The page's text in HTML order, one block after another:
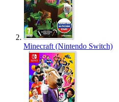
Minecraft (Nintendo Switch)